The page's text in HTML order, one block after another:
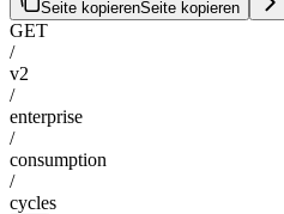
Seite kopierenSeite kopieren
GET
/
v2
/
enterprise
/
consumption
/
cycles